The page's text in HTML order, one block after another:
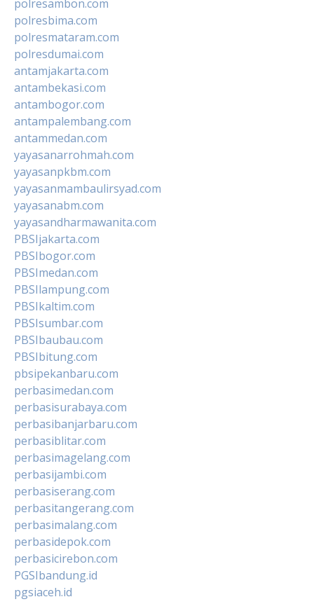
polresambon.com
polresbima.com
polresmataram.com
polresdumai.com
antamjakarta.com
antambekasi.com
antambogor.com
antampalembang.com
antammedan.com
yayasanarrohmah.com
yayasanpkbm.com
yayasanmambaulirsyad.com
yayasanabm.com
yayasandharmawanita.com
PBSIjakarta.com
PBSIbogor.com
PBSImedan.com
PBSIlampung.com
PBSIkaltim.com
PBSIsumbar.com
PBSIbaubau.com
PBSIbitung.com
pbsipekanbaru.com
perbasimedan.com
perbasisurabaya.com
perbasibanjarbaru.com
perbasiblitar.com
perbasimagelang.com
perbasijambi.com
perbasiserang.com
perbasitangerang.com
perbasimalang.com
perbasidepok.com
perbasicirebon.com
PGSIbandung.id
pgsiaceh.id